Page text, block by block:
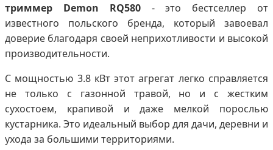
триммер Demon RQ580- это бестселлер от
известного польского бренда, который завоевал
доверие благодаря своей неприхотливости и высокой
производительности.
С мощностью 3.8 кВт этот агрегат легко справляется
не только с газонной травой, но и с жестким
сухостоем, крапивой и даже мелкой порослью
кустарника. Это идеальный выбор для дачи, деревни и
ухода за большими территориями.